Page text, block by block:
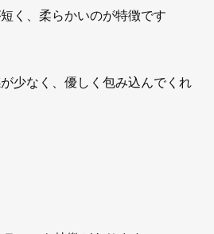
く、柔らかいのが特徴です
少なく、優しく包み込んでくれ